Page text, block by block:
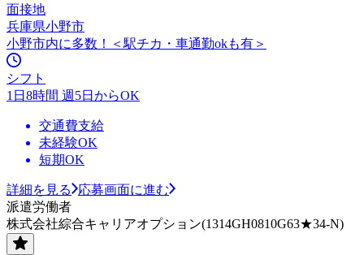
面接地
兵庫県小野市
小野市内に多数！＜駅チカ・車通勤okも有＞
シフト
1日8時間 週5日からOK
交通費支給
未経験OK
短期OK
詳細を見る
応募画面に進む
派遣労働者
株式会社綜合キャリアオプション(1314GH0810G63★34-N)